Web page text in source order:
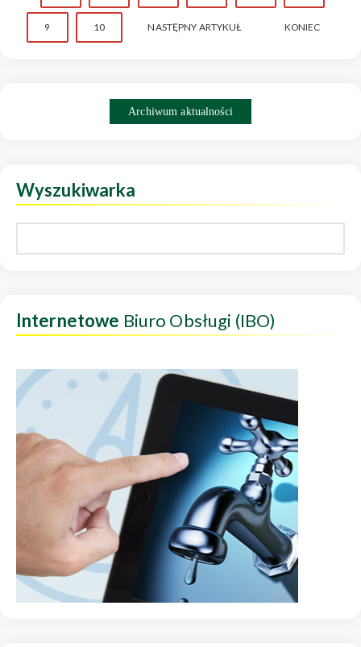
9 10 NASTĘPNY ARTYKUŁ KONIEC
Archiwum aktualności
Wyszukiwarka
Internetowe Biuro Obsługi (IBO)